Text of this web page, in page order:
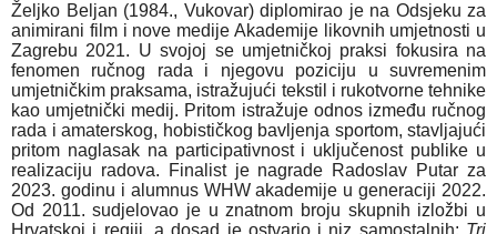
Željko Beljan (1984., Vukovar) diplomirao je na Odsjeku za
animirani film i nove medije Akademije likovnih umjetnosti u
Zagrebu 2021. U svojoj se umjetničkoj praksi fokusira na
fenomen ručnog rada i njegovu poziciju u suvremenim
umjetničkim praksama, istražujući tekstil i rukotvorne tehnike
kao umjetnički medij. Pritom istražuje odnos između ručnog
rada i amaterskog, hobističkog bavljenja sportom, stavljajući
pritom naglasak na participativnost i uključenost publike u
realizaciju radova. Finalist je nagrade Radoslav Putar za
2023. godinu i alumnus WHW akademije u generaciji 2022.
Od 2011. sudjelovao je u znatnom broju skupnih izložbi u